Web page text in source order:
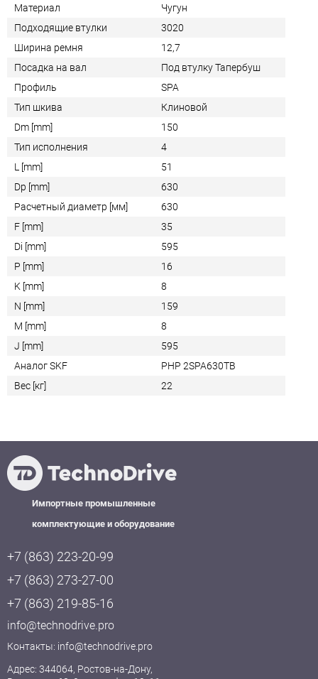
Материал
Чугун
Подходящие втулки
3020
Ширина ремня
12,7
Посадка на вал
Под втулку Тапербуш
Профиль
SPA
Тип шкива
Клиновой
Dm [mm]
150
Тип исполнения
4
L [mm]
51
Dp [mm]
630
Расчетный диаметр [мм]
630
F [mm]
35
Di [mm]
595
P [mm]
16
K [mm]
8
N [mm]
159
M [mm]
8
J [mm]
595
Аналог SKF
PHP 2SPA630TB
Вес [кг]
22
Импортные промышленные
комплектующие и оборудование
+7 (863) 223-20-99
+7 (863) 273-27-00
+7 (863) 219-85-16
info@technodrive.pro
Контакты: info@technodrive.pro
Адрес: 344064, Ростов-на-Дону,